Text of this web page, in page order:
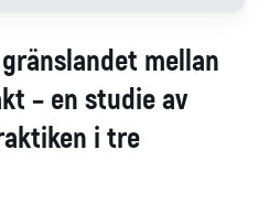
Umeå universitet
universitet
mellan
– en studie av
i tre